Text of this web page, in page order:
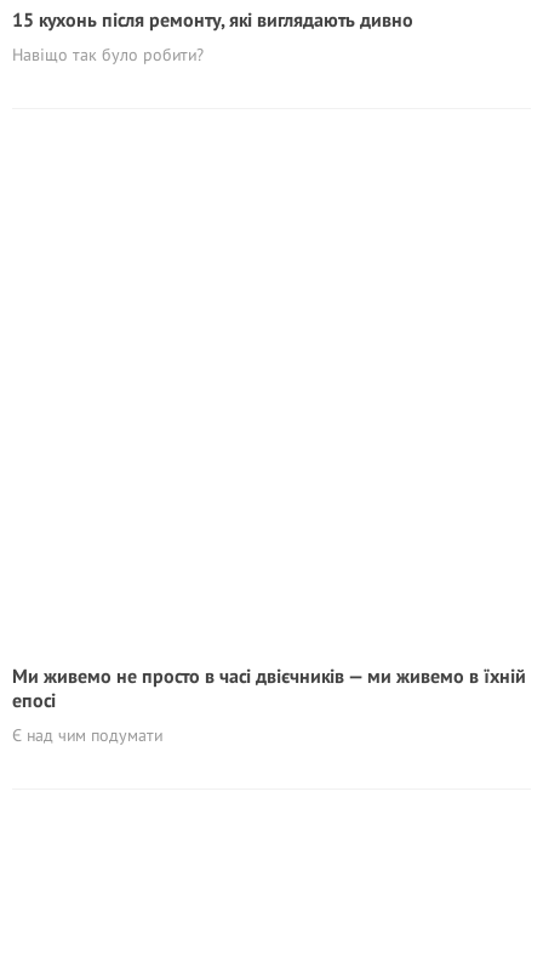
15 кухонь після ремонту, які виглядають дивно
Навіщо так було робити?
Ми живемо не просто в часі двієчників — ми живемо в їхній
епосі
Є над чим подумати